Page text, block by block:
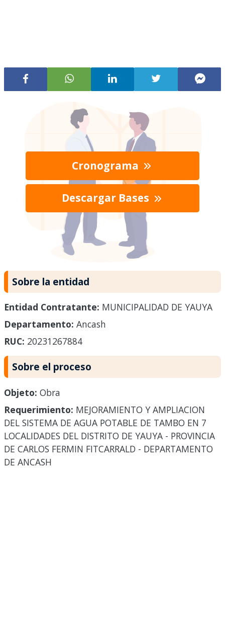
Cronograma
Descargar Bases
Sobre la entidad
Entidad Contratante: MUNICIPALIDAD DE YAUYA
Departamento: Ancash
RUC: 20231267884
Sobre el proceso
Objeto: Obra
Requerimiento: MEJORAMIENTO Y AMPLIACION
DEL SISTEMA DE AGUA POTABLE DE TAMBO EN 7
LOCALIDADES DEL DISTRITO DE YAUYA - PROVINCIA
DE CARLOS FERMIN FITCARRALD - DEPARTAMENTO
DE ANCASH